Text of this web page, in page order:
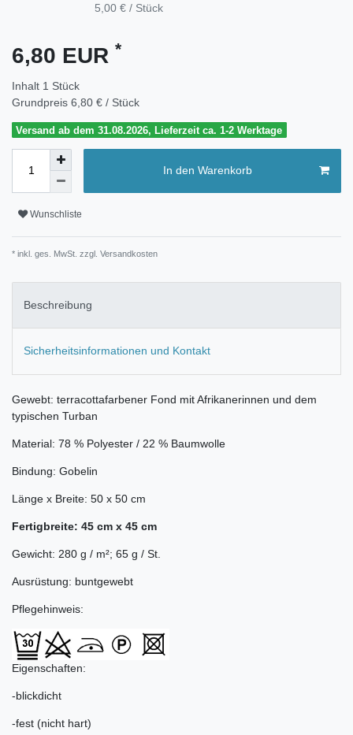
5,00 € / Stück
6,80 EUR *
Inhalt 1 Stück
Grundpreis 6,80 € / Stück
Versand ab dem 31.08.2026, Lieferzeit ca. 1-2 Werktage
In den Warenkorb
Wunschliste
* inkl. ges. MwSt. zzgl. Versandkosten
Beschreibung
Sicherheitsinformationen und Kontakt
Gewebt: terracottafarbener Fond mit Afrikanerinnen und dem
typischen Turban
Material: 78 % Polyester / 22 % Baumwolle
Bindung: Gobelin
Länge x Breite: 50 x 50 cm
Fertigbreite: 45 cm x 45 cm
Gewicht: 280 g / m²; 65 g / St.
Ausrüstung: buntgewebt
Pflegehinweis:
Eigenschaften:
-blickdicht
-fest (nicht hart)